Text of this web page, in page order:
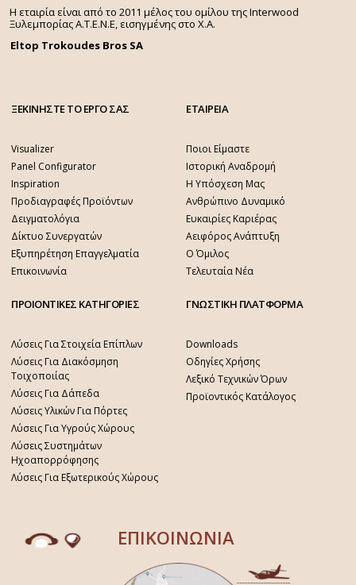
Η εταιρία είναι από το 2011 μέλος του ομίλου της Interwood
Ξυλεμπορίας Α.Τ.Ε.Ν.Ε, εισηγμένης στο Χ.A.
Eltop Trokoudes Bros SA
ΞΕΚΙΝΗΣΤΕ ΤΟ ΕΡΓΟ ΣΑΣ
Visualizer
Panel Configurator
Inspiration
Προδιαγραφές Προϊόντων
Δειγματολόγια
Δίκτυο Συνεργατών
Εξυπηρέτηση Επαγγελματία
Επικοινωνία
ΕΤΑΙΡΕΙΑ
Ποιοι Είμαστε
Ιστορική Αναδρομή
Η Υπόσχεση Μας
Ανθρώπινο Δυναμικό
Ευκαιρίες Καριέρας
Αειφόρος Ανάπτυξη
Ο Όμιλος
Τελευταία Νέα
ΠΡΟΙΟΝΤΙΚΕΣ ΚΑΤΗΓΟΡΙΕΣ
Λύσεις Για Στοιχεία Επίπλων
Λύσεις Για Διακόσμηση
Τοιχοποιίας
Λύσεις Για Δάπεδα
Λύσεις Υλικών Για Πόρτες
Λύσεις Για Υγρούς Χώρους
Λύσεις Συστημάτων
Ηχοαπορρόφησης
Λύσεις Για Εξωτερικούς Χώρους
ΓΝΩΣΤΙΚΗ ΠΛΑΤΦΟΡΜΑ
Downloads
Οδηγίες Χρήσης
Λεξικό Τεχνικών Όρων
Προϊοντικός Κατάλογος
ΕΠΙΚΟΙΝΩΝΙΑ